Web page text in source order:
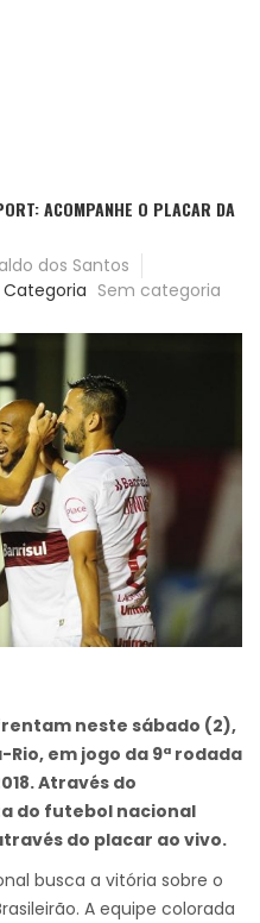
ACOMPANHE O PLACAR DA
dos Santos
Categoria Sem categoria
neste sábado (2),
Rio, em jogo da 9ª rodada
Através do
do futebol nacional
do placar ao vivo.
busca a vitória sobre o
A equipe colorada